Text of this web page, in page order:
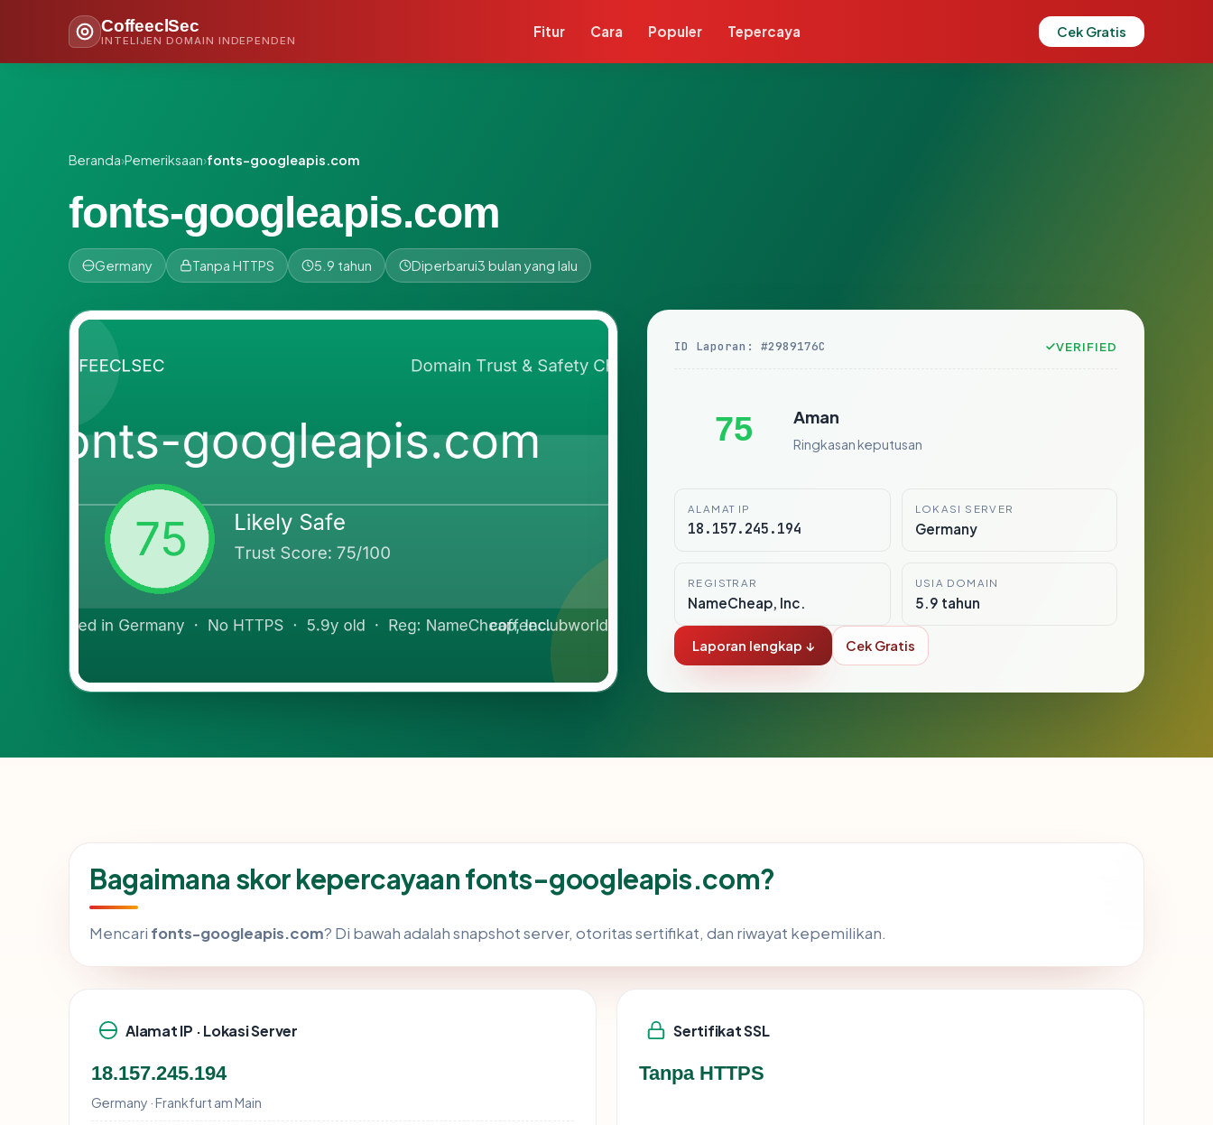
CoffeeclSec
INTELIJEN DOMAIN INDEPENDEN
Fitur Cara Populer Tepercaya Cek Gratis
Beranda›Pemeriksaan›fonts-googleapis.com
fonts-googleapis.com
Germany Tanpa HTTPS 5.9 tahun Diperbarui3 bulan yang lalu
ID Laporan: #2989176C VERIFIED
75 Aman
Ringkasan keputusan
ALAMAT IP
18.157.245.194
LOKASI SERVER
Germany
REGISTRAR
NameCheap, Inc.
USIA DOMAIN
5.9 tahun
Laporan lengkap ↓ Cek Gratis
Bagaimana skor kepercayaan fonts-googleapis.com?
Mencari fonts-googleapis.com? Di bawah adalah snapshot server, otoritas sertifikat, dan riwayat kepemilikan.
Alamat IP · Lokasi Server
18.157.245.194
Germany · Frankfurt am Main
Sertifikat SSL
Tanpa HTTPS